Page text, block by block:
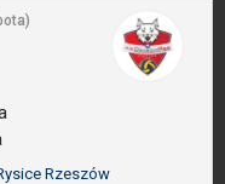
Rzeszów